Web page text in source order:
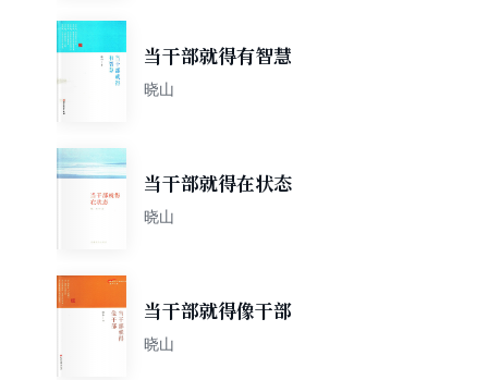
当干部就得有智慧
晓山
当干部就得在状态
晓山
当干部就得像干部
晓山